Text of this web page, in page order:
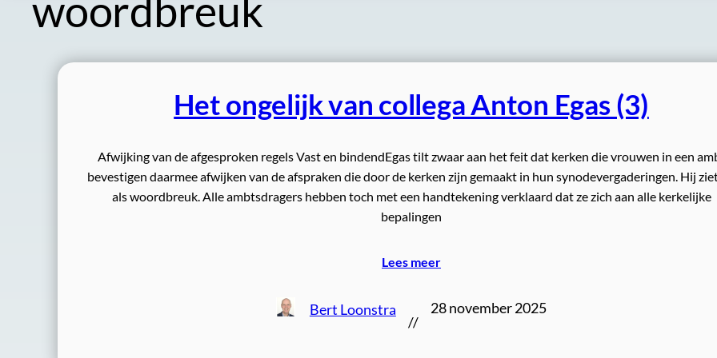
Het ongelijk van collega Anton Egas (3)
Afwijking van de afgesproken regels Vast en bindendEgas tilt zwaar aan het feit dat kerken die vrouwen in een
bevestigen daarmee afwijken van de afspraken die door de kerken zijn gemaakt in hun synodevergaderingen. Hij
als woordbreuk. Alle ambtsdragers hebben toch met een handtekening verklaard dat ze zich aan alle kerkelijke
bepalingen
Lees meer
Bert Loonstra
//
28 november 2025